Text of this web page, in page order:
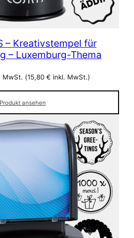
– Kreativstempel für
– Luxemburg-Thema
MwSt. (15,80 € inkl. MwSt.)
Produkt ansehen